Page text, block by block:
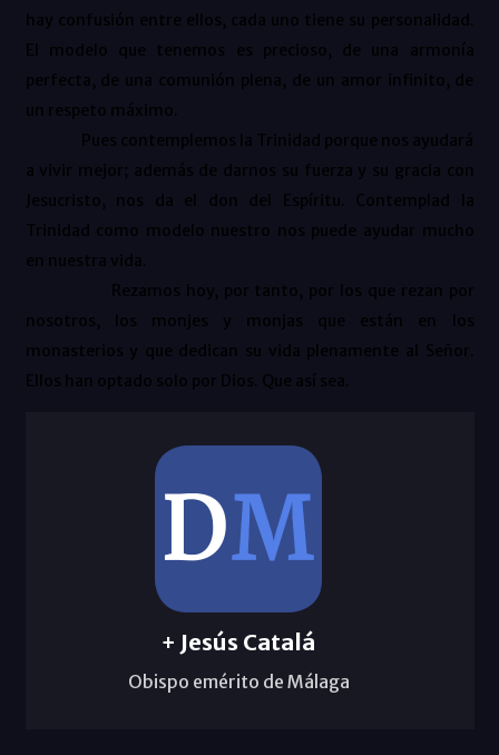
hay confusión entre ellos, cada uno tiene su personalidad.
El modelo que tenemos es precioso, de una armonía
perfecta, de una comunión plena, de un amor infinito, de
un respeto máximo.
Pues contemplemos la Trinidad porque nos ayudará
a vivir mejor; además de darnos su fuerza y su gracia con
Jesucristo, nos da el don del Espíritu. Contemplad la
Trinidad como modelo nuestro nos puede ayudar mucho
en nuestra vida.
Rezamos hoy, por tanto, por los que rezan por
nosotros, los monjes y monjas que están en los
monasterios y que dedican su vida plenamente al Señor.
Ellos han optado solo por Dios. Que así sea.
+ Jesús Catalá
Obispo emérito de Málaga